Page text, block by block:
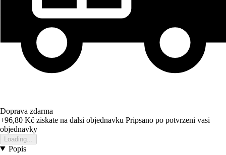
Doprava zdarma
+96,80 Kč ziskate na dalsi objednavku Pripsano po potvrzeni vasi
objednavky
Loading...
Popis